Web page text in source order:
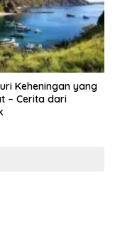
Keheningan yang
– Cerita dari